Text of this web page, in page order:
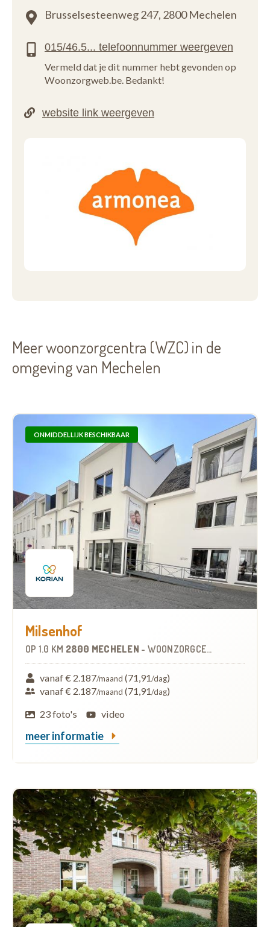
Brusselsesteenweg 247, 2800 Mechelen
Vermeld dat je dit nummer hebt gevonden op
Woonzorgweb.be. Bedankt!
Meer woonzorgcentra (WZC) in de
omgeving van Mechelen
ONMIDDELLIJK BESCHIKBAAR
Milsenhof
OP 1.0 KM 2800 MECHELEN - WOONZORGCENTRUM (WZC)
vanaf € 2.187/maand (71,91/dag)
vanaf € 2.187/maand (71,91/dag)
23 foto's
video
meer informatie